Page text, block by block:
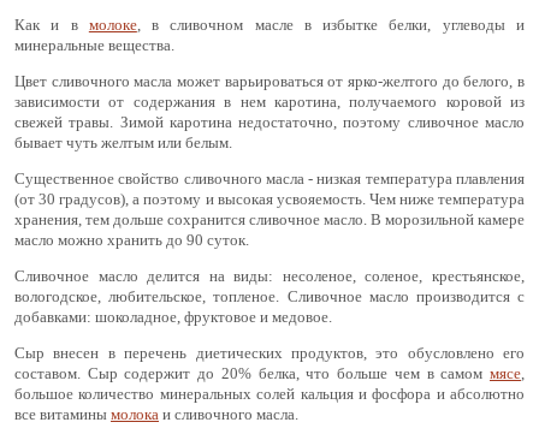
Как и в молоке, в сливочном масле в избытке белки, углеводы и
минеральные вещества.
Цвет сливочного масла может варьироваться от ярко-желтого до белого, в
зависимости от содержания в нем каротина, получаемого коровой из
свежей травы. Зимой каротина недостаточно, поэтому сливочное масло
бывает чуть желтым или белым.
Существенное свойство сливочного масла - низкая температура плавления
(от 30 градусов), а поэтому и высокая усвояемость. Чем ниже температура
хранения, тем дольше сохранится сливочное масло. В морозильной камере
масло можно хранить до 90 суток.
Сливочное масло делится на виды: несоленое, соленое, крестьянское,
вологодское, любительское, топленое. Сливочное масло производится с
добавками: шоколадное, фруктовое и медовое.
Сыр внесен в перечень диетических продуктов, это обусловлено его
составом. Сыр содержит до 20% белка, что больше чем в самом мясе,
большое количество минеральных солей кальция и фосфора и абсолютно
все витамины молока и сливочного масла.